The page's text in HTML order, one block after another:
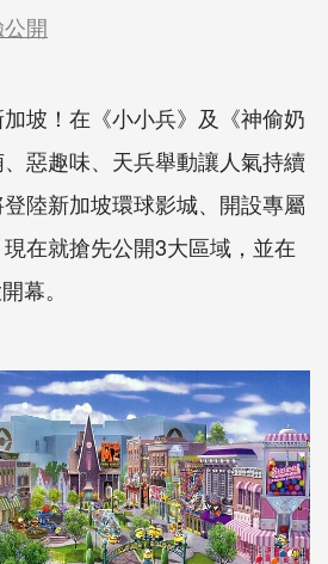
開
坡！在《小小兵》及《神偷奶
惡趣味、天兵舉動讓人氣持續
陸新加坡環球影城、開設專屬
在就搶先公開3大區域，並在
幕。